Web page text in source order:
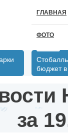
ГЛАВНАЯ
ФОТО
бюджет в
за